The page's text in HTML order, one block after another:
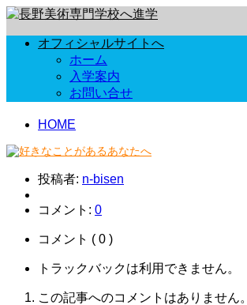
オフィシャルサイトへ
ホーム
入学案内
お問い合せ
HOME
投稿者: n-bisen
コメント: 0
コメント ( 0 )
トラックバックは利用できません。
この記事へのコメントはありません。